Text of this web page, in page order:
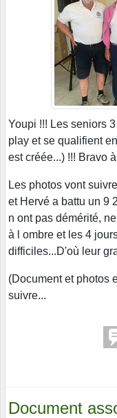
Youpi !!! Les seniors
play et se qualifient
est créée...) !!! Bravo
Les photos vont
et Hervé a battu un 9
n ont pas démérité,
à l ombre et les 4
difficiles...D'où leur
(Document et photos
suivre...
Document